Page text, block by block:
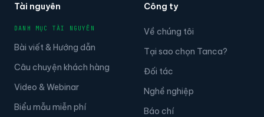
Tài nguyên
DANH MỤC TÀI NGUYÊN
Bài viết & Hướng dẫn
Câu chuyện khách hàng
Video & Webinar
Biểu mẫu miễn phí
Công ty
Về chúng tôi
Tại sao chọn Tanca?
Đối tác
Nghề nghiệp
Báo chí